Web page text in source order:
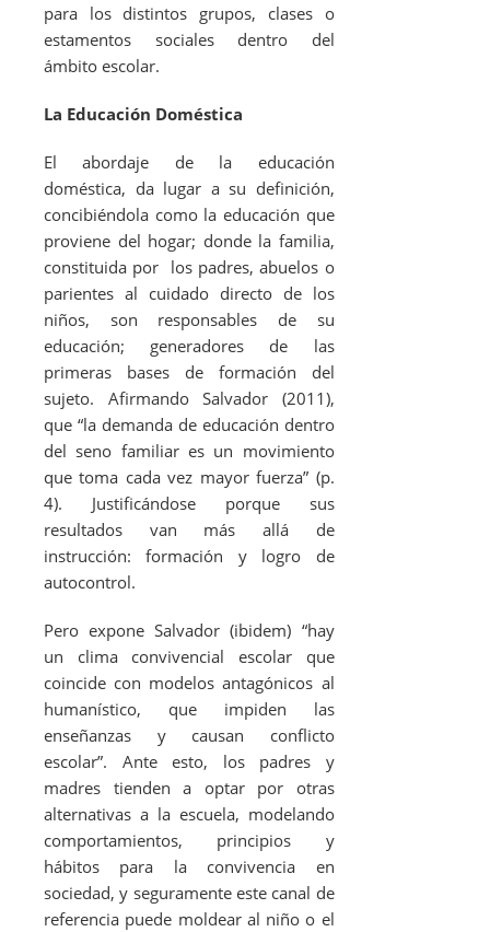
para los distintos grupos, clases o
estamentos sociales dentro del
ámbito escolar.
La Educación Doméstica
El abordaje de la educación
doméstica, da lugar a su definición,
concibiéndola como la educación que
proviene del hogar; donde la familia,
constituida por los padres, abuelos o
parientes al cuidado directo de los
niños, son responsables de su
educación; generadores de las
primeras bases de formación del
sujeto. Afirmando Salvador (2011),
que “la demanda de educación dentro
del seno familiar es un movimiento
que toma cada vez mayor fuerza” (p.
4). Justificándose porque sus
resultados van más allá de
instrucción: formación y logro de
autocontrol.
Pero expone Salvador (ibidem) “hay
un clima convivencial escolar que
coincide con modelos antagónicos al
humanístico, que impiden las
enseñanzas y causan conflicto
escolar”. Ante esto, los padres y
madres tienden a optar por otras
alternativas a la escuela, modelando
comportamientos, principios y
hábitos para la convivencia en
sociedad, y seguramente este canal de
referencia puede moldear al niño o el